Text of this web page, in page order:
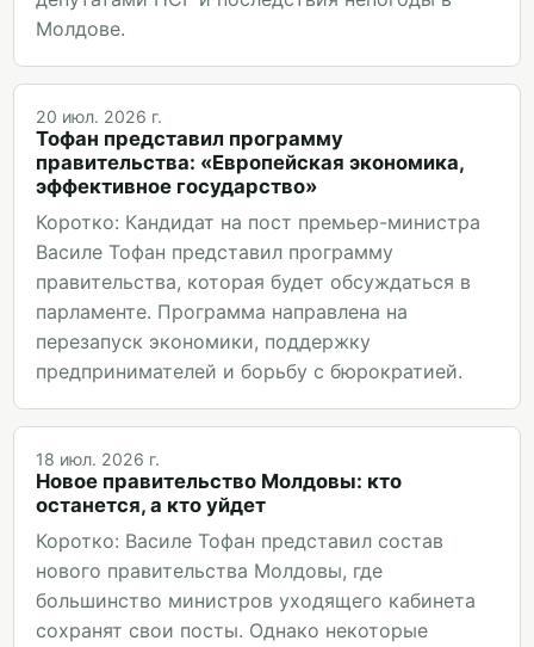
Молдове.
20 июл. 2026 г.
Тофан представил программу
правительства: «Европейская экономика,
эффективное государство»
Коротко: Кандидат на пост премьер-министра
Василе Тофан представил программу
правительства, которая будет обсуждаться в
парламенте. Программа направлена на
перезапуск экономики, поддержку
предпринимателей и борьбу с бюрократией.
18 июл. 2026 г.
Новое правительство Молдовы: кто
останется, а кто уйдет
Коротко: Василе Тофан представил состав
нового правительства Молдовы, где
большинство министров уходящего кабинета
сохранят свои посты. Однако некоторые